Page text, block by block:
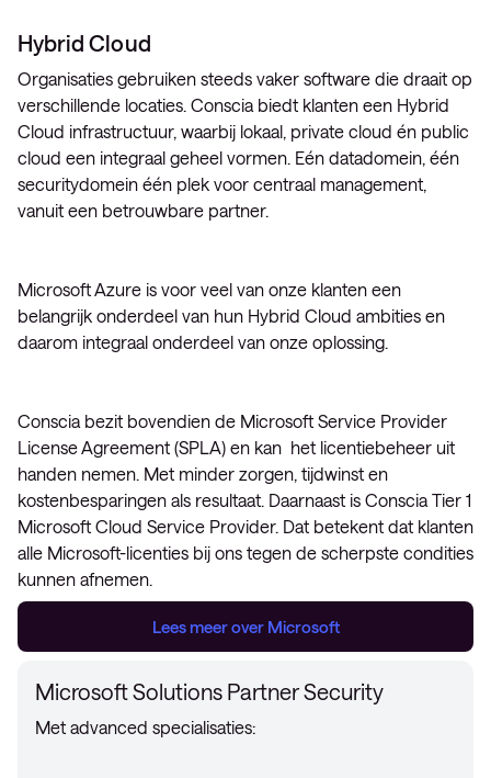
Hybrid Cloud
Organisaties gebruiken steeds vaker software die draait op
verschillende locaties. Conscia biedt klanten een Hybrid
Cloud infrastructuur, waarbij lokaal, private cloud én public
cloud een integraal geheel vormen. Eén datadomein, één
securitydomein één plek voor centraal management,
vanuit een betrouwbare partner.
Microsoft Azure is voor veel van onze klanten een
belangrijk onderdeel van hun Hybrid Cloud ambities en
daarom integraal onderdeel van onze oplossing.
Conscia bezit bovendien de Microsoft Service Provider
License Agreement (SPLA) en kan het licentiebeheer uit
handen nemen. Met minder zorgen, tijdwinst en
kostenbesparingen als resultaat. Daarnaast is Conscia Tier 1
Microsoft Cloud Service Provider. Dat betekent dat klanten
alle Microsoft-licenties bij ons tegen de scherpste condities
kunnen afnemen.
Lees meer over Microsoft
Microsoft Solutions Partner Security
Met advanced specialisaties: